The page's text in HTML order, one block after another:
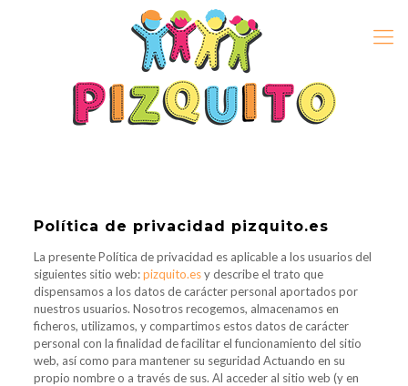
Política de privacidad pizquito.es
La presente Política de privacidad es aplicable a los usuarios del
siguientes sitio web:pizquito.esy describe el trato que
dispensamos a los datos de carácter personal aportados por
nuestros usuarios. Nosotros recogemos, almacenamos en
ficheros, utilizamos, y compartimos estos datos de carácter
personal con la finalidad de facilitar el funcionamiento del sitio
web, así como para mantener su seguridad Actuando en su
propio nombre o a través de sus. Al acceder al sitio web (y en